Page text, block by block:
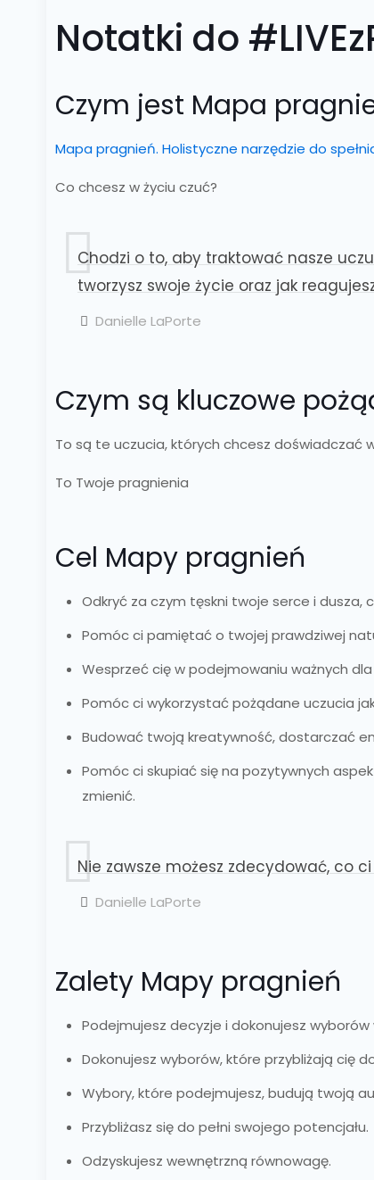
Notatki do
Czym jest Mapa
Mapa pragnień. Holistyczne narzędzie do
Co chcesz w życiu czuć?
Chodzi o to, aby traktować nasze
tworzysz swoje życie oraz jak
Danielle LaPorte
Czym są kluczowe
To są te uczucia, których chcesz doświadczać
To Twoje pragnienia
Cel Mapy pragnień
Odkryć za czym tęskni twoje serce i dusza,
Pomóc ci pamiętać o twojej prawdziwej
Wesprzeć cię w podejmowaniu ważnych
Pomóc ci wykorzystać pożądane uczucia
Budować twoją kreatywność, dostarczać
Pomóc ci skupiać się na pozytywnych
zmienić.
Nie zawsze możesz zdecydować, co
Danielle LaPorte
Zalety Mapy pragnień
Podejmujesz decyzje i dokonujesz
Dokonujesz wyborów, które przybliżają cię
Wybory, które podejmujesz, budują twoją
Przybliżasz się do pełni swojego potencjału.
Odzyskujesz wewnętrzną równowagę.